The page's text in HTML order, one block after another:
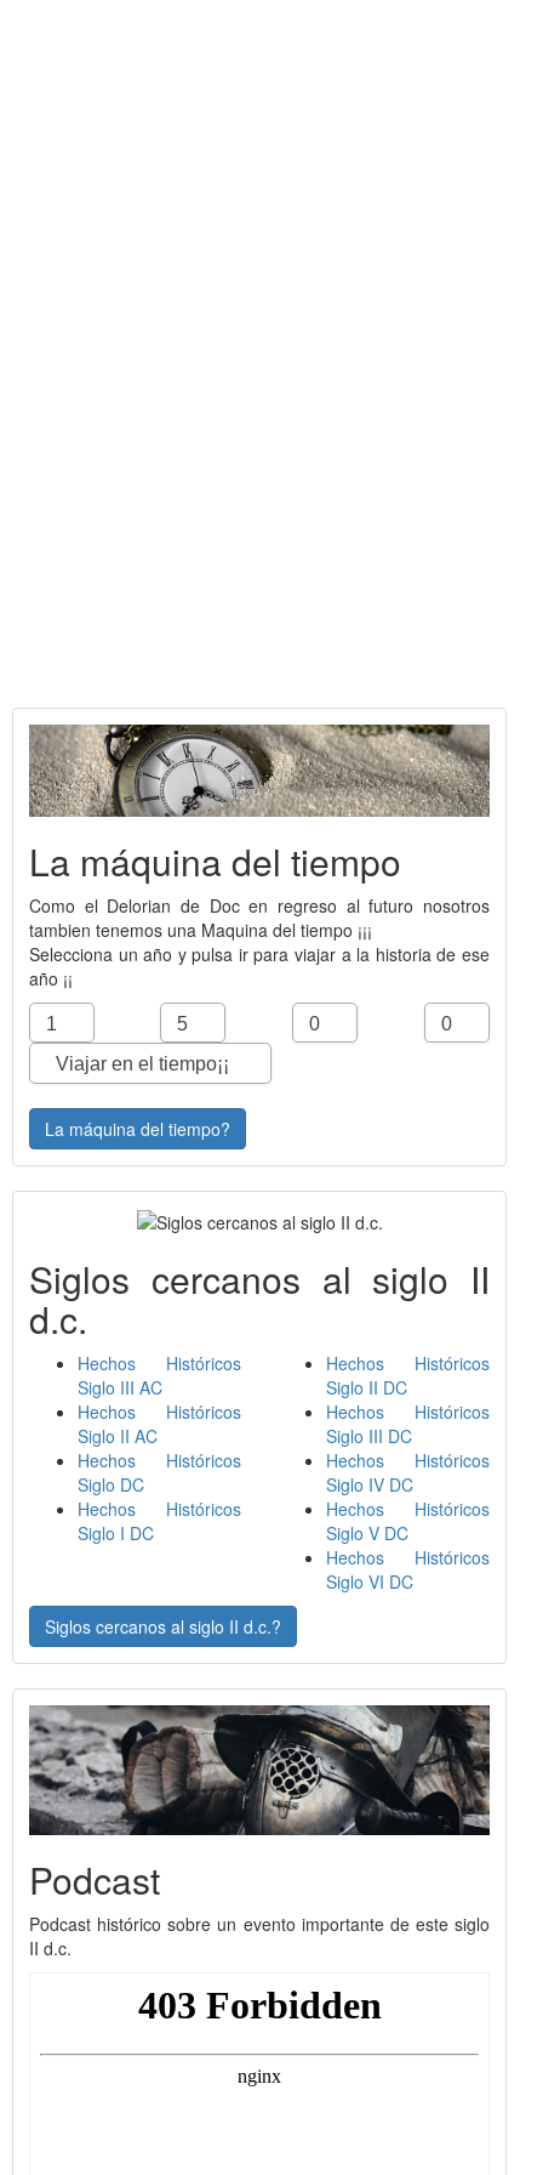
La máquina del tiempo
Como el Delorian de Doc en regreso al futuro nosotros
tambien tenemos una Maquina del tiempo ¡¡¡
Selecciona un año y pulsa ir para viajar a la historia de ese
año ¡¡
La máquina del tiempo?
Siglos cercanos al siglo II
d.c.
Hechos Históricos
Siglo III AC
Hechos Históricos
Siglo II AC
Hechos Históricos
Siglo DC
Hechos Históricos
Siglo I DC
Hechos Históricos
Siglo II DC
Hechos Históricos
Siglo III DC
Hechos Históricos
Siglo IV DC
Hechos Históricos
Siglo V DC
Hechos Históricos
Siglo VI DC
Siglos cercanos al siglo II d.c.?
Podcast
Podcast histórico sobre un evento importante de este siglo
II d.c.